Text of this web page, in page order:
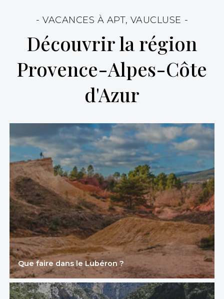
- VACANCES À APT, VAUCLUSE -
Découvrir la région
Provence-Alpes-Côte
d'Azur
Que faire dans le Lubéron ?